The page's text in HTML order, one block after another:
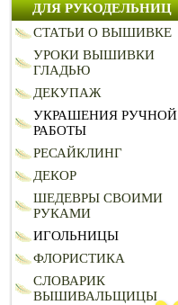
ДЛЯ РУКОДЕЛЬНИЦ
СТАТЬИ О ВЫШИВКЕ
УРОКИ ВЫШИВКИ
ГЛАДЬЮ
ДЕКУПАЖ
УКРАШЕНИЯ РУЧНОЙ
РАБОТЫ
РЕСАЙКЛИНГ
ДЕКОР
ШЕДЕВРЫ СВОИМИ
РУКАМИ
ИГОЛЬНИЦЫ
ФЛОРИСТИКА
СЛОВАРИК
ВЫШИВАЛЬЩИЦЫ